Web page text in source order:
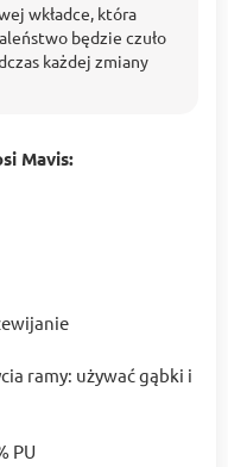
wkładce, która
będzie czuło
każdej zmiany
Mavis:
ramy: używać gąbki i
PU